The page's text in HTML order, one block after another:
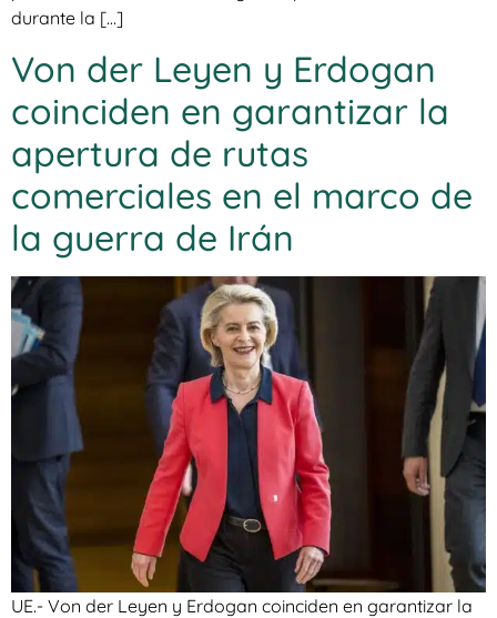
durante la […]
Von der Leyen y Erdogan
coinciden en garantizar la
apertura de rutas
comerciales en el marco de
la guerra de Irán
UE.- Von der Leyen y Erdogan coinciden en garantizar la